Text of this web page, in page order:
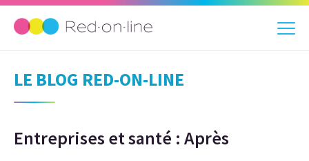
LE BLOG RED-ON-LINE
Entreprises et santé : Après